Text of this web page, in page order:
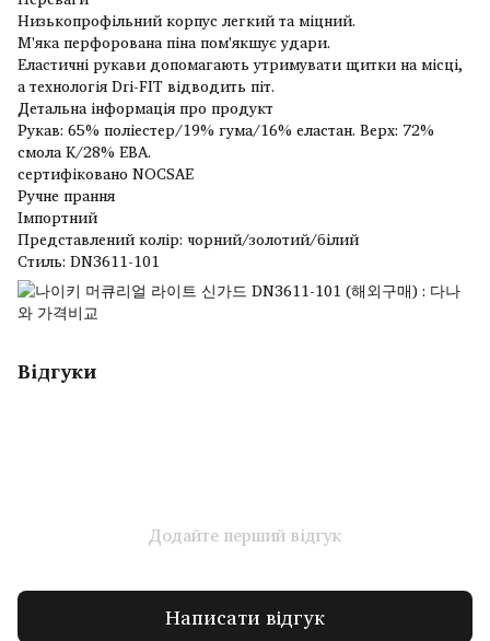
Низькопрофільний корпус легкий та міцний.
М'яка перфорована піна пом'якшує удари.
Еластичні рукави допомагають утримувати щитки на місці,
а технологія Dri-FIT відводить піт.
Детальна інформація про продукт
Рукав: 65% поліестер/19% гума/16% еластан. Верх: 72%
смола K/28% ЕВА.
сертифіковано NOCSAE
Ручне прання
Імпортний
Представлений колір: чорний/золотий/білий
Стиль: DN3611-101
Відгуки
Додайте перший відгук
Написати відгук